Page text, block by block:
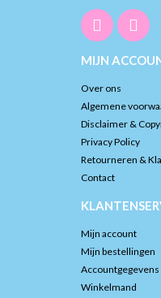
MIJN
Over ons
Algemene
Disclaimer &
Privacy Policy
Retourneren &
Contact
Mijn account
Mijn bestellingen
Accountgegevens
Winkelmand